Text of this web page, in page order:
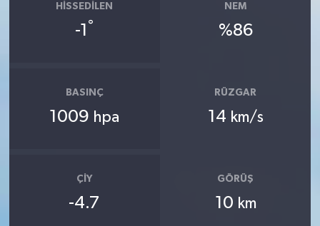
HISSEDILEN
-1 °
NEM
%86
BASINÇ
1009 hpa
RÜZGAR
14 km/s
ÇIY
-4.7
GÖRÜŞ
10 km